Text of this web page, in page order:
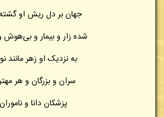
جهان بر دل ریش او
شده زار و بیمار و
به نزدیک او زهر مانند
سران و بزرگان و هر
پزشکان دانا و ناموران